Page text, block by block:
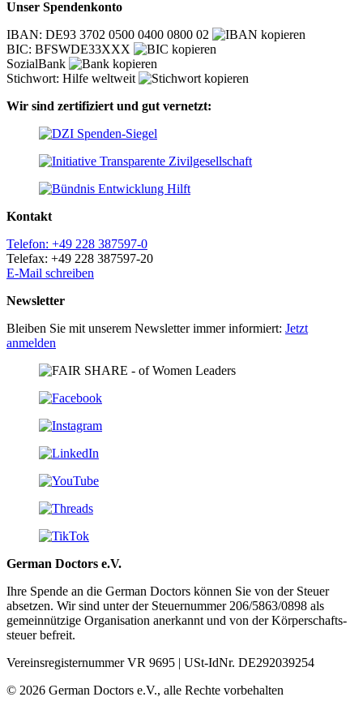
Unser Spendenkonto
IBAN: DE93 3702 0500 0400 0800 02
BIC: BFSWDE33XXX
SozialBank
Stichwort: Hilfe weltweit
Wir sind zertifiziert und gut vernetzt:
Kontakt
Telefon: +49 228 387597-0
Telefax: +49 228 387597-20
E-Mail schreiben
Newsletter
Bleiben Sie mit unserem Newsletter immer informiert: Jetzt
anmelden
German Doctors e.V.
Ihre Spende an die German Doctors können Sie von der Steuer
absetzen. Wir sind unter der Steuer­nummer 206/5863/0898 als
gemein­nützige Organisation aner­kannt und von der Körper­schafts­
steuer befreit.
Vereinsregisternummer VR 9695 | USt-IdNr. DE292039254
© 2026 German Doctors e.V., alle Rechte vorbehalten